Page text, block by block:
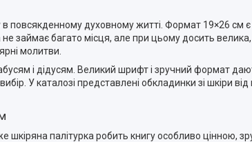
повсякденному духовному житті. Формат 19×26 см
займає багато місця, але при цьому досить
молитви.
і дідусям. Великий шрифт і зручний формат
У каталозі представлені обкладинки зі шкіри
палітурка робить книгу особливо цінною,